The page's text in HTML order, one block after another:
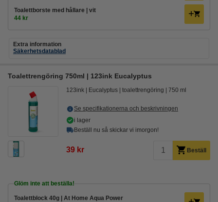
Toalettborste med hållare | vit
44 kr
Extra information
Säkerhetsdatablad
Toalettrengöring 750ml | 123ink Eucalyptus
123ink Eucalyptus toalettrengöring 750 ml
Se specifikationerna och beskrivningen
i lager
Beställ nu så skickar vi imorgon!
39 kr Beställ
Glöm inte att beställa!
Toalettblock 40g | At Home Aqua Power